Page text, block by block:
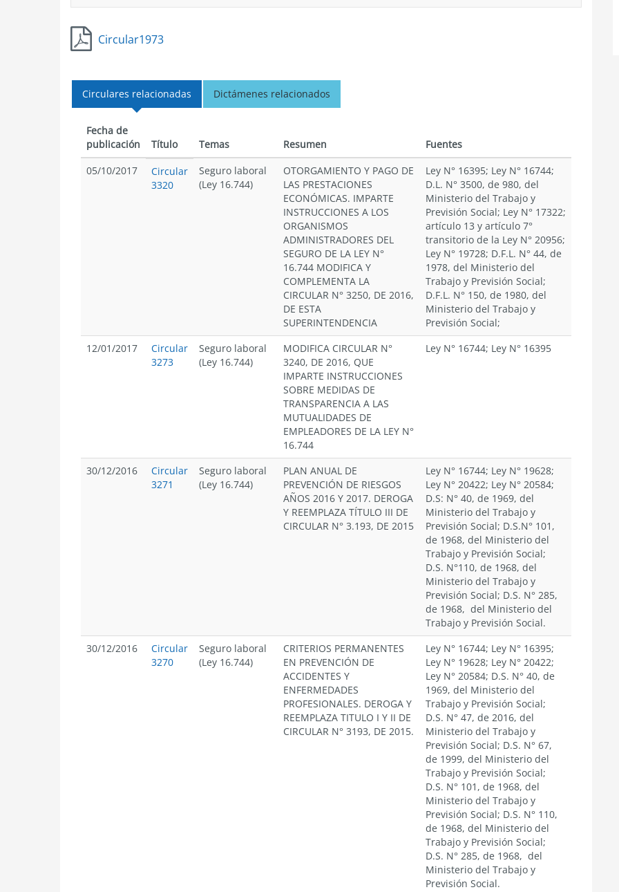
Circular1973
Circulares relacionadas Dictámenes relacionados
Fecha de
publicación
Título Temas Resumen
Fuentes
05/10/2017
Circular
3320
Seguro laboral
(Ley 16.744)
OTORGAMIENTO Y PAGO DE
LAS PRESTACIONES
ECONÓMICAS. IMPARTE
INSTRUCCIONES A LOS
ORGANISMOS
ADMINISTRADORES DEL
SEGURO DE LA LEY N°
16.744 MODIFICA Y
COMPLEMENTA LA
CIRCULAR N° 3250, DE 2016,
DE ESTA
SUPERINTENDENCIA
Ley N° 16395; Ley N° 16744;
D.L. N° 3500, de 980, del
Ministerio del Trabajo y
Previsión Social; Ley N° 17322;
artículo 13 y artículo 7°
transitorio de la Ley N° 20956;
Ley N° 19728; D.F.L. N° 44, de
1978, del Ministerio del
Trabajo y Previsión Social;
D.F.L. N° 150, de 1980, del
Ministerio del Trabajo y
Previsión Social;
12/01/2017
Circular
3273
Seguro laboral
(Ley 16.744)
MODIFICA CIRCULAR N°
3240, DE 2016, QUE
IMPARTE INSTRUCCIONES
SOBRE MEDIDAS DE
TRANSPARENCIA A LAS
MUTUALIDADES DE
EMPLEADORES DE LA LEY N°
16.744
Ley N° 16744; Ley N° 16395
30/12/2016
Circular
3271
Seguro laboral
(Ley 16.744)
PLAN ANUAL DE
PREVENCIÓN DE RIESGOS
AÑOS 2016 Y 2017. DEROGA
Y REEMPLAZA TÍTULO III DE
CIRCULAR N° 3.193, DE 2015
Ley N° 16744; Ley N° 19628;
Ley N° 20422; Ley N° 20584;
D.S: N° 40, de 1969, del
Ministerio del Trabajo y
Previsión Social; D.S.N° 101,
de 1968, del Ministerio del
Trabajo y Previsión Social;
D.S. N°110, de 1968, del
Ministerio del Trabajo y
Previsión Social; D.S. N° 285,
de 1968, del Ministerio del
Trabajo y Previsión Social.
30/12/2016
Circular
3270
Seguro laboral
(Ley 16.744)
CRITERIOS PERMANENTES
EN PREVENCIÓN DE
ACCIDENTES Y
ENFERMEDADES
PROFESIONALES. DEROGA Y
REEMPLAZA TITULO I Y II DE
CIRCULAR N° 3193, DE 2015.
Ley N° 16744; Ley N° 16395;
Ley N° 19628; Ley N° 20422;
Ley N° 20584; D.S. N° 40, de
1969, del Ministerio del
Trabajo y Previsión Social;
D.S. N° 47, de 2016, del
Ministerio del Trabajo y
Previsión Social; D.S. N° 67,
de 1999, del Ministerio del
Trabajo y Previsión Social;
D.S. N° 101, de 1968, del
Ministerio del Trabajo y
Previsión Social; D.S. N° 110,
de 1968, del Ministerio del
Trabajo y Previsión Social;
D.S. N° 285, de 1968, del
Ministerio del Trabajo y
Previsión Social.